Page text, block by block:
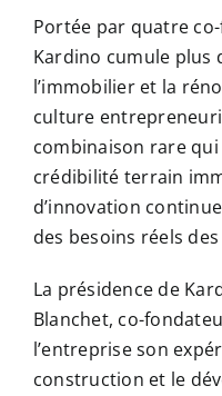
Portée par quatre
Kardino cumule plus
l’immobilier et la
culture
combinaison rare
crédibilité terrain
d’innovation
des besoins réels
La présidence de
Blanchet, co-
l’entreprise son
construction et le